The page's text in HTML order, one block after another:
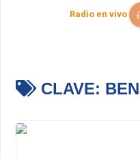
Radio en vivo
CLAVE: